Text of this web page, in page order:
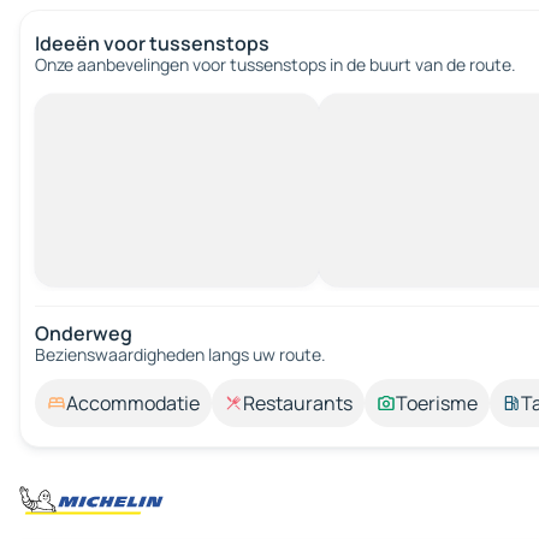
Ideeën voor tussenstops
Onze aanbevelingen voor tussenstops in de buurt van de route.
Onderweg
Bezienswaardigheden langs uw route.
Accommodatie Restaurants Toerisme